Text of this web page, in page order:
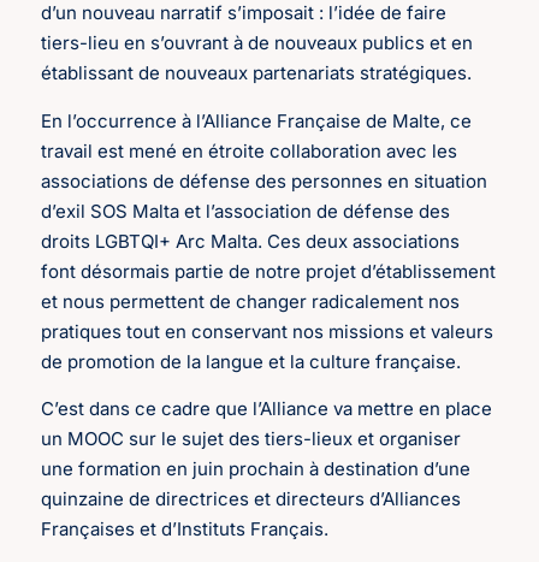
d’un nouveau narratif s’imposait : l’idée de faire
tiers-lieu en s’ouvrant à de nouveaux publics et en
établissant de nouveaux partenariats stratégiques.
En l’occurrence à l’Alliance Française de Malte, ce
travail est mené en étroite collaboration avec les
associations de défense des personnes en situation
d’exil SOS Malta et l’association de défense des
droits LGBTQI+ Arc Malta. Ces deux associations
font désormais partie de notre projet d’établissement
et nous permettent de changer radicalement nos
pratiques tout en conservant nos missions et valeurs
de promotion de la langue et la culture française.
C’est dans ce cadre que l’Alliance va mettre en place
un MOOC sur le sujet des tiers-lieux et organiser
une formation en juin prochain à destination d’une
quinzaine de directrices et directeurs d’Alliances
Françaises et d’Instituts Français.